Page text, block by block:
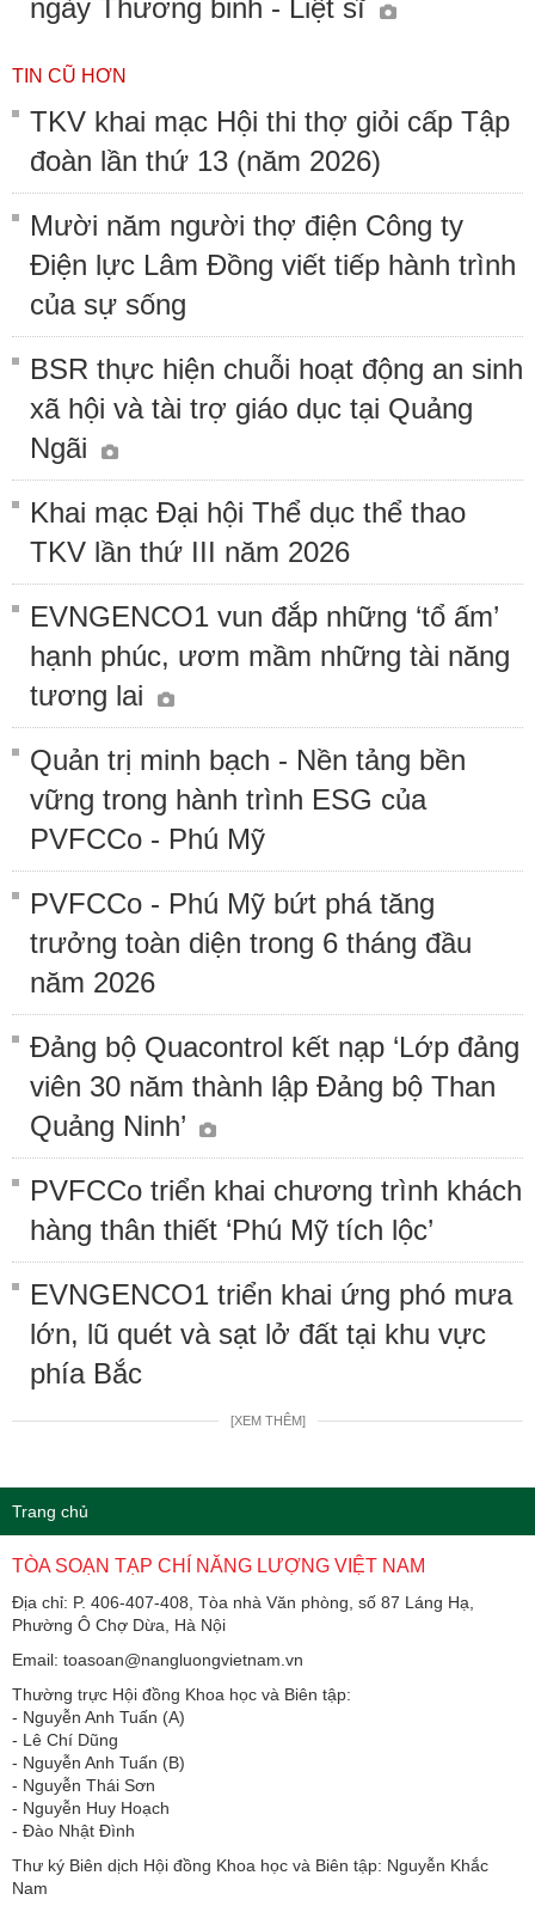
ngày Thương binh - Liệt sĩ
TIN CŨ HƠN
TKV khai mạc Hội thi thợ giỏi cấp Tập
đoàn lần thứ 13 (năm 2026)
Mười năm người thợ điện Công ty
Điện lực Lâm Đồng viết tiếp hành trình
của sự sống
BSR thực hiện chuỗi hoạt động an sinh
xã hội và tài trợ giáo dục tại Quảng
Ngãi
Khai mạc Đại hội Thể dục thể thao
TKV lần thứ III năm 2026
EVNGENCO1 vun đắp những ‘tổ ấm’
hạnh phúc, ươm mầm những tài năng
tương lai
Quản trị minh bạch - Nền tảng bền
vững trong hành trình ESG của
PVFCCo - Phú Mỹ
PVFCCo - Phú Mỹ bứt phá tăng
trưởng toàn diện trong 6 tháng đầu
năm 2026
Đảng bộ Quacontrol kết nạp ‘Lớp đảng
viên 30 năm thành lập Đảng bộ Than
Quảng Ninh’
PVFCCo triển khai chương trình khách
hàng thân thiết ‘Phú Mỹ tích lộc’
EVNGENCO1 triển khai ứng phó mưa
lớn, lũ quét và sạt lở đất tại khu vực
phía Bắc
[XEM THÊM]
Trang chủ
TÒA SOẠN TẠP CHÍ NĂNG LƯỢNG VIỆT NAM
Địa chỉ: P. 406-407-408, Tòa nhà Văn phòng, số 87 Láng Hạ,
Phường Ô Chợ Dừa, Hà Nội
Email: toasoan@nangluongvietnam.vn
Thường trực Hội đồng Khoa học và Biên tập:
​​​​​​- Nguyễn Anh Tuấn (A)
- Lê Chí Dũng
- Nguyễn Anh Tuấn (B)
- Nguyễn Thái Sơn
- Nguyễn Huy Hoạch
- Đào Nhật Đình
Thư ký Biên dịch Hội đồng Khoa học và Biên tập: Nguyễn Khắc
Nam